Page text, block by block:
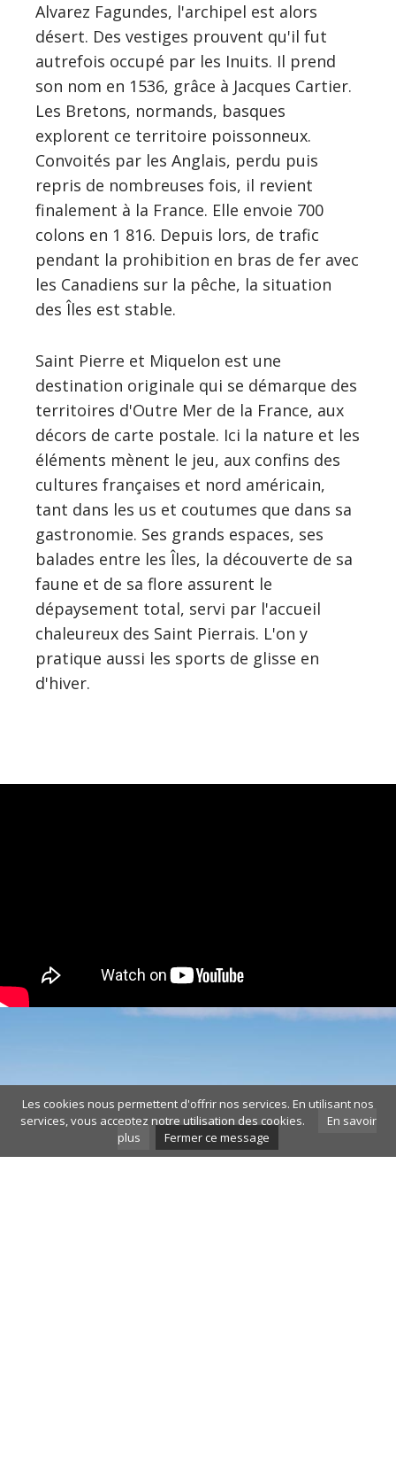
Alvarez Fagundes, l'archipel est alors
désert. Des vestiges prouvent qu'il fut
autrefois occupé par les Inuits. Il prend
son nom en 1536, grâce à Jacques Cartier.
Les Bretons, normands, basques
explorent ce territoire poissonneux.
Convoités par les Anglais, perdu puis
repris de nombreuses fois, il revient
finalement à la France. Elle envoie 700
colons en 1 816. Depuis lors, de trafic
pendant la prohibition en bras de fer avec
les Canadiens sur la pêche, la situation
des Îles est stable.
Saint Pierre et Miquelon est une
destination originale qui se démarque des
territoires d'Outre Mer de la France, aux
décors de carte postale. Ici la nature et les
éléments mènent le jeu, aux confins des
cultures françaises et nord américain,
tant dans les us et coutumes que dans sa
gastronomie. Ses grands espaces, ses
balades entre les Îles, la découverte de sa
faune et de sa flore assurent le
dépaysement total, servi par l'accueil
chaleureux des Saint Pierrais. L'on y
pratique aussi les sports de glisse en
d'hiver.
Les cookies nous permettent d'offrir nos services. En utilisant nos
services, vous acceptez notre utilisation des cookies.
En savoir
plus
Fermer ce message